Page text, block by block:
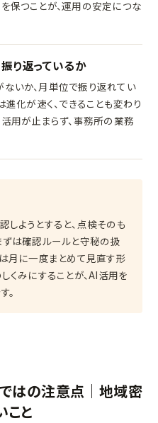
保つことが、運用の安定につな
り返っているか
いか、月単位で振り返れてい
化が速く、できることも変わり
活用が止まらず、事務所の業務
ようとすると、点検そのも
ずは確認ルールと守秘の扱
月に一度まとめて見直す形
くみにすることが、AI活用を
。
はの注意点｜地域密
こと